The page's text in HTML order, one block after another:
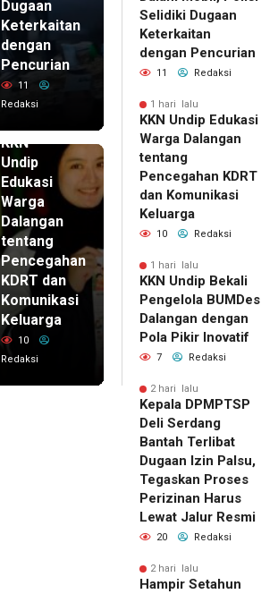
Dugaan
Keterkaitan
dengan
Pencurian
11
Redaksi
KKN
Undip
Edukasi
Warga
Dalangan
tentang
Pencegahan
KDRT dan
Komunikasi
Keluarga
10
Redaksi
Selidiki Dugaan
Keterkaitan
dengan Pencurian
11 Redaksi
1 hari lalu
KKN Undip Edukasi
Warga Dalangan
tentang
Pencegahan KDRT
dan Komunikasi
Keluarga
10 Redaksi
1 hari lalu
KKN Undip Bekali
Pengelola BUMDes
Dalangan dengan
Pola Pikir Inovatif
7 Redaksi
2 hari lalu
Kepala DPMPTSP
Deli Serdang
Bantah Terlibat
Dugaan Izin Palsu,
Tegaskan Proses
Perizinan Harus
Lewat Jalur Resmi
20 Redaksi
2 hari lalu
Hampir Setahun